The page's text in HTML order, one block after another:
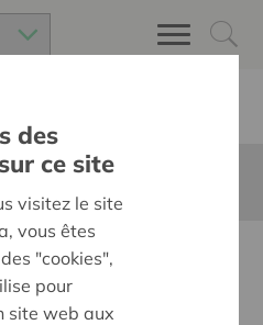
des
ce site
visitez le site
vous êtes
"cookies",
pour
site web aux